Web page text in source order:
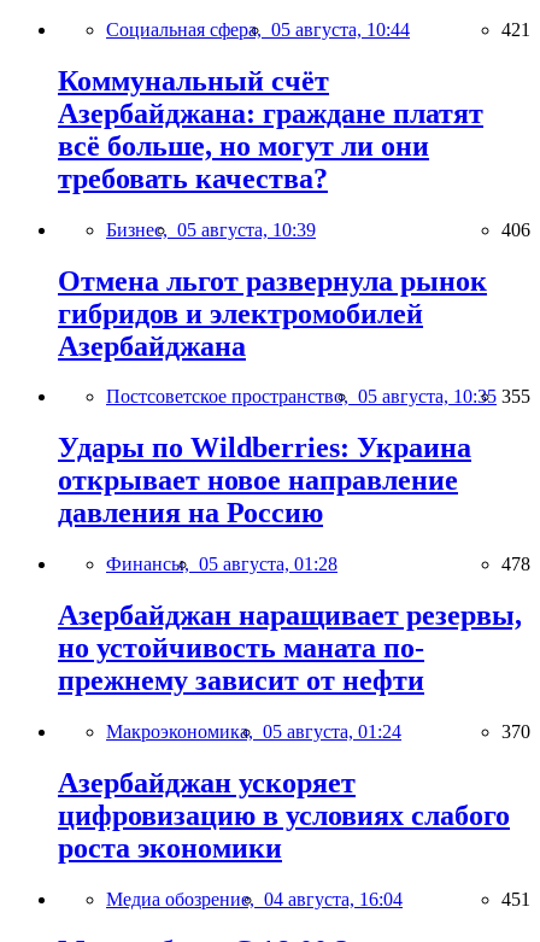
Социальная сфера, 05 августа, 10:44 421
Коммунальный счёт
Азербайджана: граждане платят
всё больше, но могут ли они
требовать качества?
Бизнес, 05 августа, 10:39 406
Отмена льгот развернула рынок
гибридов и электромобилей
Азербайджана
Постсоветское пространство, 05 августа, 10:35 355
Удары по Wildberries: Украина
открывает новое направление
давления на Россию
Финансы, 05 августа, 01:28 478
Азербайджан наращивает резервы,
но устойчивость маната по-
прежнему зависит от нефти
Макроэкономика, 05 августа, 01:24 370
Азербайджан ускоряет
цифровизацию в условиях слабого
роста экономики
Медиа обозрение, 04 августа, 16:04 451